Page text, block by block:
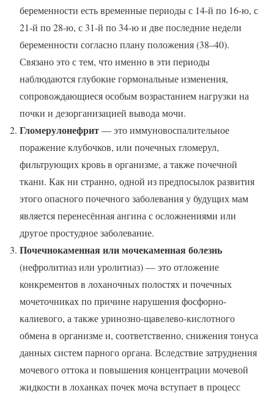
беременности есть временные периоды с 14-й по 16-ю, с
21-й по 28-ю, с 31-й по 34-ю и две последние недели
беременности согласно плану положения (38–40).
Связано это с тем, что именно в эти периоды
наблюдаются глубокие гормональные изменения,
сопровождающиеся особым возрастанием нагрузки на
почки и дезорганизацией вывода мочи.
Гломерулонефрит— это иммуновоспалительное
поражение клубочков, или почечных гломерул,
фильтрующих кровь в организме, а также почечной
ткани. Как ни странно, одной из предпосылок развития
этого опасного почечного заболевания у будущих мам
является перенесённая ангина с осложнениями или
другое простудное заболевание.
Почечнокаменная или мочекаменная болезнь
(нефролитиаз или уролитиаз) — это отложение
конкрементов в лоханочных полостях и почечных
мочеточниках по причине нарушения фосфорно-
калиевого, а также уринозно-щавелево-кислотного
обмена в организме и, соответственно, снижения тонуса
данных систем парного органа. Вследствие затруднения
мочевого оттока и повышения концентрации мочевой
жидкости в лоханках почек моча вступает в процесс